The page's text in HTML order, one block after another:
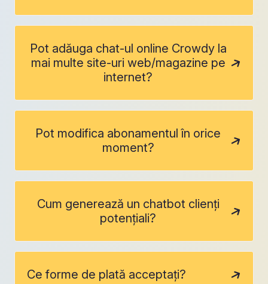
Pot adăuga chat-ul online Crowdy la
mai multe site-uri web/magazine pe
internet?
Pot modifica abonamentul în orice
moment?
Cum generează un chatbot clienți
potențiali?
Ce forme de plată acceptați?